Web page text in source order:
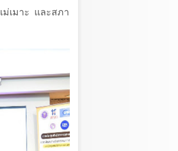
เมาะ และสภา